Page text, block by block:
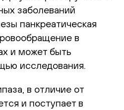
заболеваний
панкреатическая
в
и может быть
исследования.
в отличие от
и поступает в